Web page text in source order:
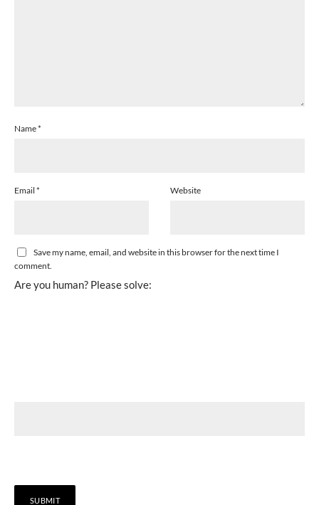
Name*
Email * Website
Save my name, email, and website in this browser for the next time I
comment.
Are you human? Please solve: